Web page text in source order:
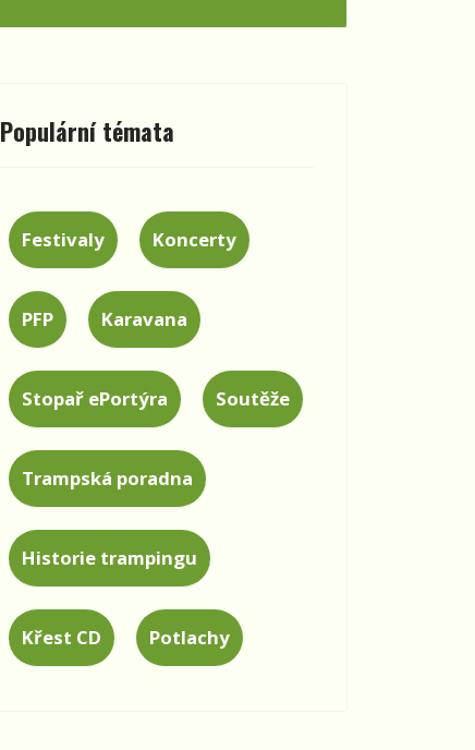
Populární témata
Festivaly Koncerty
PFP Karavana
Stopař ePortýra Soutěže
Trampská poradna
Historie trampingu
Křest CD Potlachy